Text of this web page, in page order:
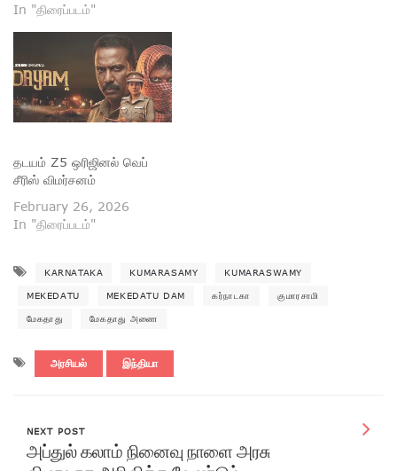
In "திரைப்படம்"
தடயம் Z5 ஒரிஜினல் வெப்
சீரிஸ் விமர்சனம்
February 26, 2026
In "திரைப்படம்"
KARNATAKA KUMARASAMY KUMARASWAMY
MEKEDATU MEKEDATU DAM கர்நாடகா குமாரசாமி
மேகதாது மேகதாது அணை
அரசியல் இந்தியா
NEXT POST
அப்துல் கலாம் நினைவு நாளை அரசு